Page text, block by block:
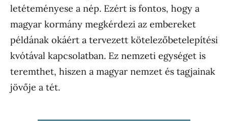
letéteményese a nép. Ezért is fontos, hogy a
magyar kormány megkérdezi az embereket
példának okáért a tervezett kötelezőbetelepítési
kvótával kapcsolatban. Ez nemzeti egységet is
teremthet, hiszen a magyar nemzet és tagjainak
jövője a tét.